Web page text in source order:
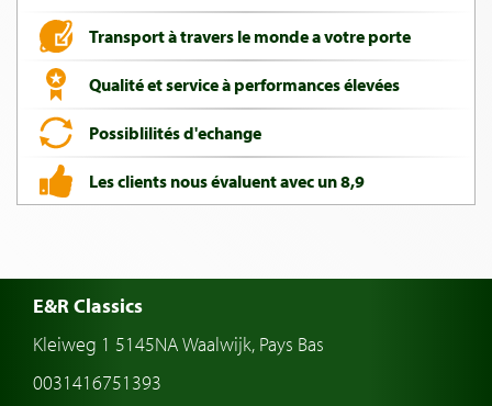
Transport à travers le monde a votre porte
Qualité et service à performances élevées
Possiblilités d'echange
Les clients nous évaluent avec un 8,9
E&R Classics
Kleiweg 1 5145NA Waalwijk, Pays Bas
0031416751393